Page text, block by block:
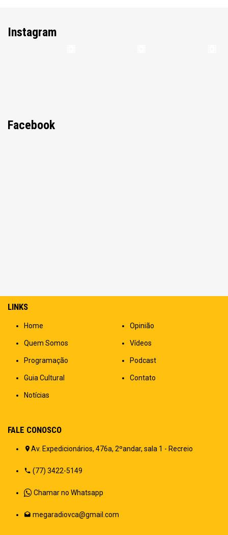
Instagram
Facebook
LINKS
Home
Quem Somos
Programação
Guia Cultural
Notícias
Opinião
Vídeos
Podcast
Contato
FALE CONOSCO
Av. Expedicionários, 476a, 2ºandar, sala 1 - Recreio
(77) 3422-5149
Chamar no Whatsapp
megaradiovca@gmail.com